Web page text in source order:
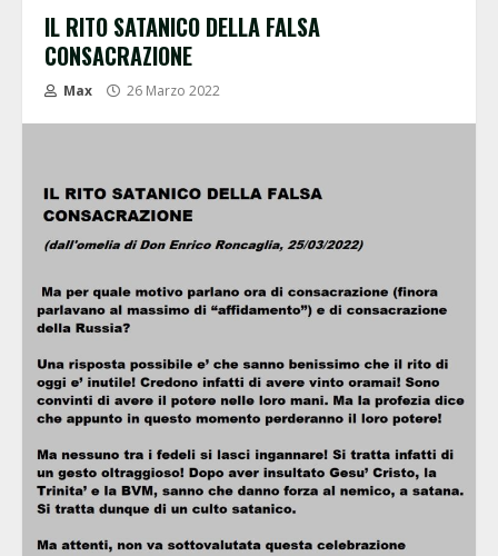
IL RITO SATANICO DELLA FALSA
CONSACRAZIONE
Max 26 Marzo 2022